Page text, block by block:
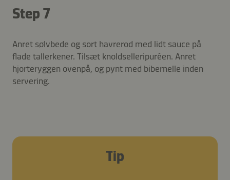
Step 7
Anret sølvbede og sort havrerod med lidt sauce på
flade tallerkener. Tilsæt knoldselleripuréen. Anret
hjorteryggen ovenpå, og pynt med bibernelle inden
servering.
Tip